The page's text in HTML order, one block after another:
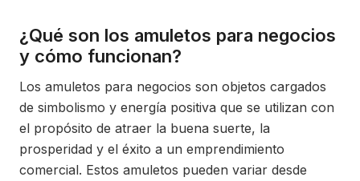
¿Qué son los amuletos para negocios
y cómo funcionan?
Los amuletos para negocios son objetos cargados
de simbolismo y energía positiva que se utilizan con
el propósito de atraer la buena suerte, la
prosperidad y el éxito a un emprendimiento
comercial. Estos amuletos pueden variar desde